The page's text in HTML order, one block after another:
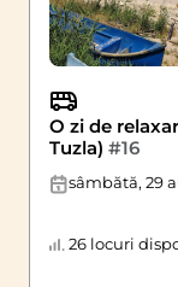
O zi de
Tuzla) #16
sâmbătă, 29
26 locuri